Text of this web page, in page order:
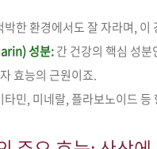
박한 환경에서도 잘 자라며,
성분:간 건강의 핵심 성
효능의 근원이죠.
타민, 미네랄, 플라보노이드